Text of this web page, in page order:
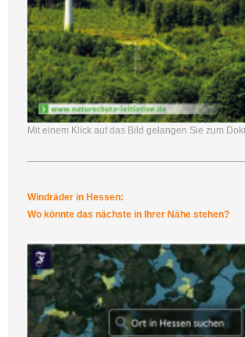
Mit einem Klick auf das Bild gelangen Sie zum
Windräder in Hessen:
Wo könnte das nächste in Ihrer Nähe stehen?